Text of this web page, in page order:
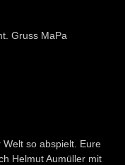
Gruss MaPa
so abspielt. Eure
Helmut Aumüller mit